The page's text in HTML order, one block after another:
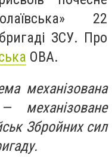
22
ЗСУ. Про
ОВА.
механізована
Збройних сил